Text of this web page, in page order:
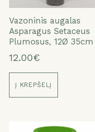
Vazoninis augalas
Asparagus Setaceus
Plumosus, 12Ø 35cm
12.00€
Į KREPŠELĮ